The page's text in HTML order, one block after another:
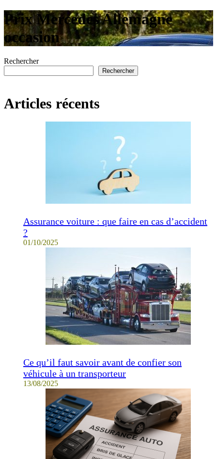
Prix Mercedes Allemagne
occasion
Rechercher
Rechercher
Articles récents
Assurance voiture : que faire en cas d’accident
?
01/10/2025
Ce qu’il faut savoir avant de confier son
véhicule à un transporteur
13/08/2025